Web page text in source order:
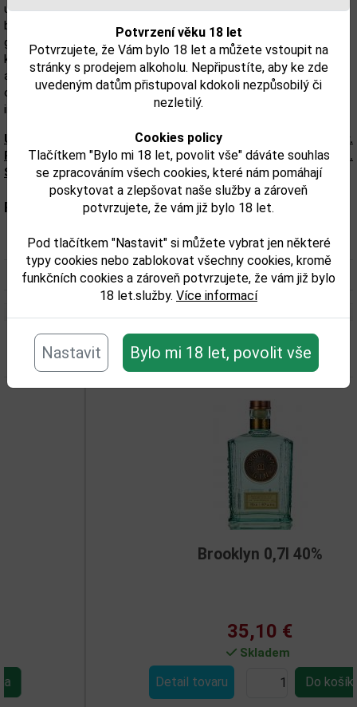
Potvrzení věku 18 let
Potvrzujete, že Vám bylo 18 let a můžete vstoupit na
stránky s prodejem alkoholu. Nepřipustíte, aby ke zde
uvedeným datům přistupoval kdokoli nezpůsobilý či
nezletilý.
Cookies policy
Tlačítkem "Bylo mi 18 let, povolit vše" dáváte souhlas
se zpracováním všech cookies, které nám pomáhají
poskytovat a zlepšovat naše služby a zároveň
potvrzujete, že vám již bylo 18 let.
Pod tlačítkem "Nastavit" si můžete vybrat jen některé
typy cookies nebo zablokovat všechny cookies, kromě
funkčních cookies a zároveň potvrzujete, že vám již bylo
18 let.služby. Více informací
Nastavit Bylo mi 18 let, povolit vše
uznávaném lékaři, gurmánovi a nadšeném zahradníkovi, jehož
botanické znalosti se staly inspirací pro tuto výjimečnou řadu
ginů. Restorative kombinuje jasné a povzbuzující chutě s
květnatými tóny, čímž přibližuje klasický charakter prémiových
amerických ginů. Kromě jalovcových bobulí dominují koriandr,
okurka a okvětní lístky růží. Při výrobě jsou použity pouze přírodní
ingredience – bez lepku, umělých aromat či barviv.
Upozorňujeme, že tento produkt môže obsahovať alergény.
Presné zloženie a alergény sú k dispozícii na obale výrobku.
Skontrolujte prosím pred konzumáciou.
Parametry:
Obsah alkoholu obj. %: 45
Objem obalu (L): 0,7
Související zboží
Brooklyn 0,7l 40%